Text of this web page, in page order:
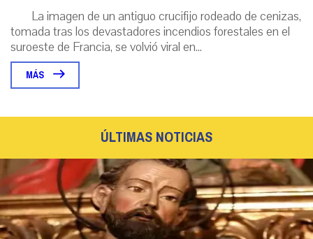
La imagen de un antiguo crucifijo rodeado de cenizas,
tomada tras los devastadores incendios forestales en el
suroeste de Francia, se volvió viral en...
MÁS
ÚLTIMAS NOTICIAS